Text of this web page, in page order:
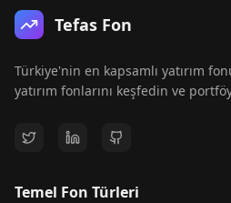
Tefas Fon
Türkiye'nin en kapsamlı yatırım
yatırım fonlarını keşfedin ve
Temel Fon Türleri